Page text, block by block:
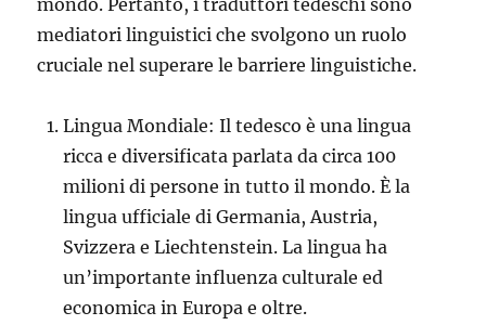
mediatori linguistici che svolgono un ruolo
cruciale nel superare le barriere linguistiche.
Lingua Mondiale: Il tedesco è una lingua
ricca e diversificata parlata da circa 100
milioni di persone in tutto il mondo. È la
lingua ufficiale di Germania, Austria,
Svizzera e Liechtenstein. La lingua ha
un’importante influenza culturale ed
economica in Europa e oltre.